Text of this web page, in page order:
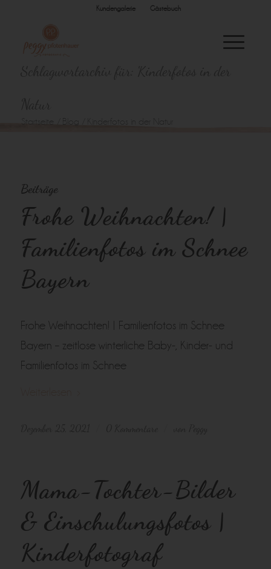
Kundengalerie Gästebuch
Beiträge
Frohe Weihnachten! |
Familienfotos im Schnee
Bayern
Frohe Weihnachten! | Familienfotos im Schnee
Bayern – zeitlose winterliche Baby-, Kinder- und
Familienfotos im Schnee
Mama-Tochter-Bilder
& Einschulungsfotos |
Kinderfotograf